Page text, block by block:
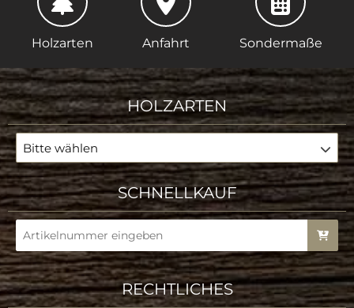
Holzarten Anfahrt Sondermaße
HOLZARTEN
Bitte wählen
SCHNELLKAUF
RECHTLICHES